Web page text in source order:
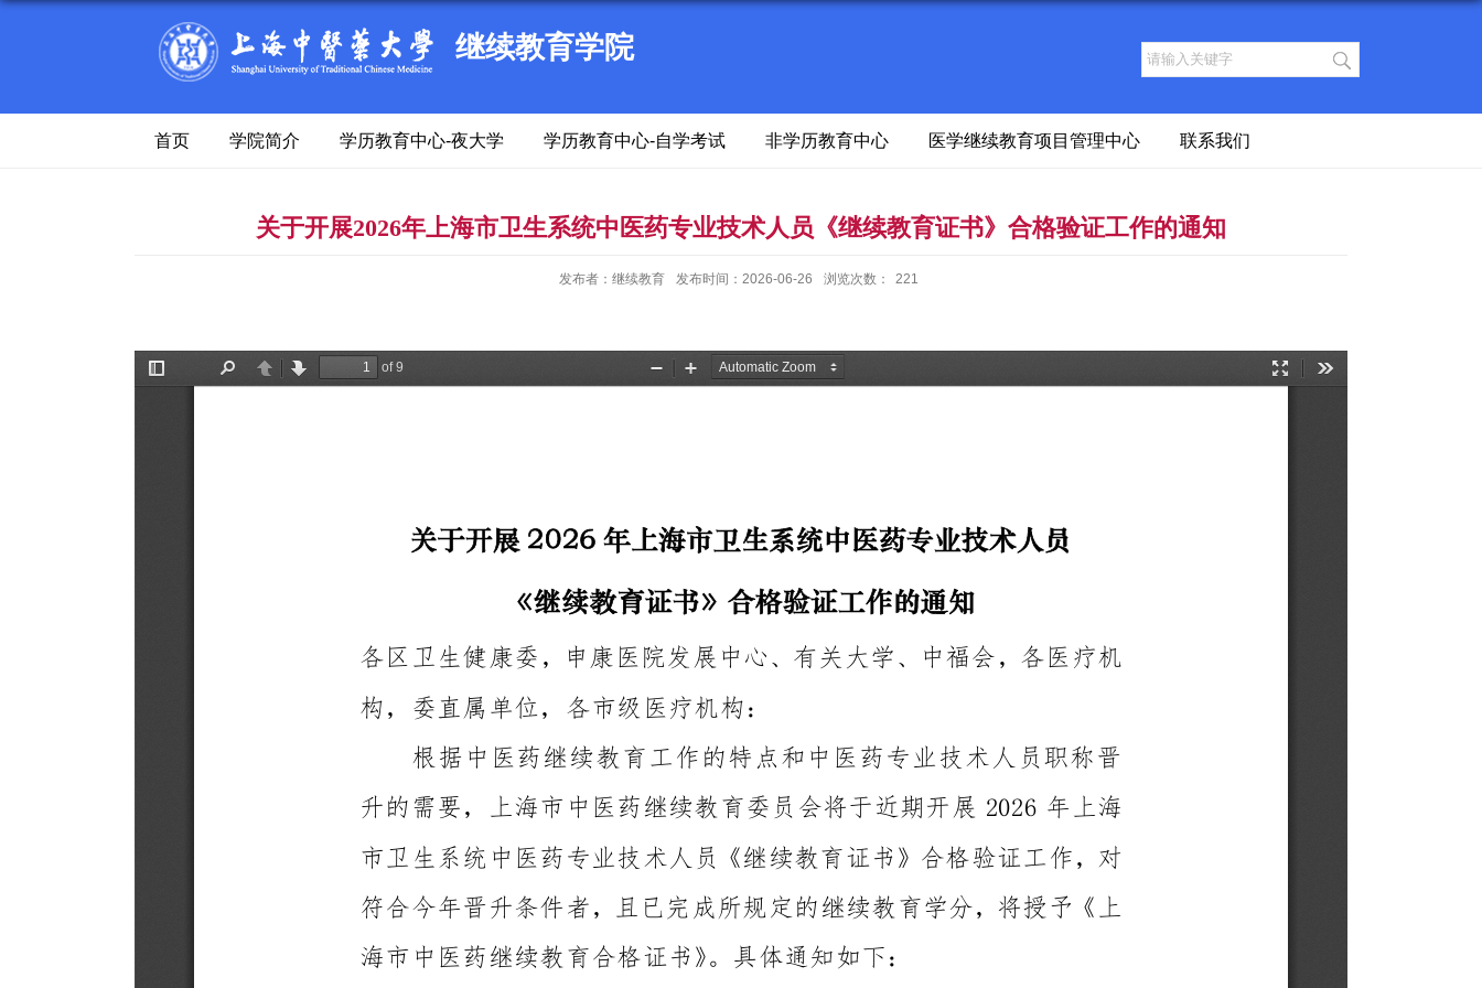
继续教育学院
首页 学院简介 学历教育中心-夜大学 学历教育中心-自学考试 非学历教育中心 医学继续教育项目管理中心 联系我们
关于开展2026年上海市卫生系统中医药专业技术人员《继续教育证书》合格验证工作的通知
发布者：继续教育 发布时间：2026-06-26 浏览次数： 221